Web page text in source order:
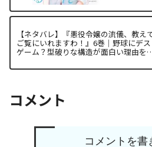
【ネタバレ】『悪役令嬢の流儀、教え
ご覧にいれますわ！』6巻｜野球にデス
ゲーム？型破りな構造が面白い理由を
コメント
コメントを書